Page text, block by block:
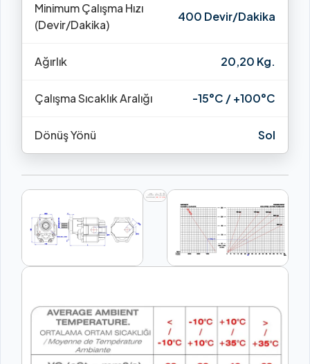
Minimum Çalışma Hızı
(Devir/Dakika)
400 Devir/Dakika
Ağırlık 20,20 Kg.
Çalışma Sıcaklık Aralığı -15°C / +100°C
Dönüş Yönü Sol